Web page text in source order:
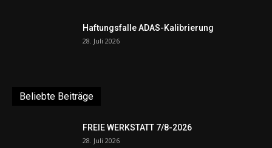
Haftungsfalle ADAS-Kalibrierung
28. Juli 2026
Beliebte Beiträge
FREIE WERKSTATT 7/8-2026
28. Juli 2026